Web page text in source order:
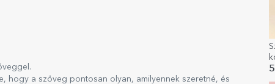
hogy a szöveg pontosan olyan, amilyennek szeretné, és